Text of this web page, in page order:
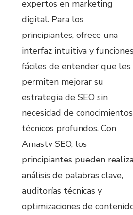
expertos en marketing
digital. Para los
principiantes, ofrece una
interfaz intuitiva y funciones
fáciles de entender que les
permiten mejorar su
estrategia de SEO sin
necesidad de conocimientos
técnicos profundos. Con
Amasty SEO, los
principiantes pueden
análisis de palabras clave,
auditorías técnicas y
optimizaciones de